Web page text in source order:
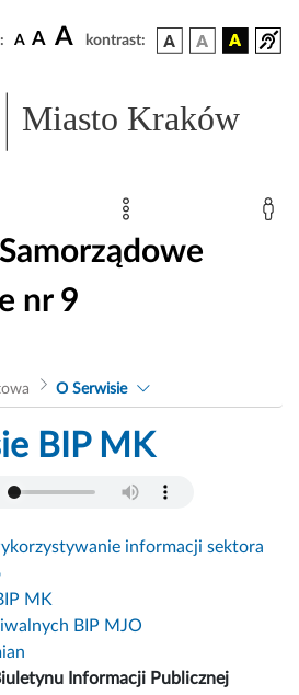
A A A kontrast:
Miasto Kraków
nr 9
O Serwisie
BIP MK
informacji sektora
MK
BIP MJO
Informacji Publicznej